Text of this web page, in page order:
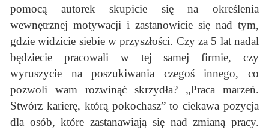
pomocą autorek skupicie się na określenia
wewnętrznej motywacji i zastanowicie się nad tym,
gdzie widzicie siebie w przyszłości. Czy za 5 lat nadal
będziecie pracowali w tej samej firmie, czy
wyruszycie na poszukiwania czegoś innego, co
pozwoli wam rozwinąć skrzydła? „Praca marzeń.
Stwórz karierę, którą pokochasz” to ciekawa pozycja
dla osób, które zastanawiają się nad zmianą pracy.